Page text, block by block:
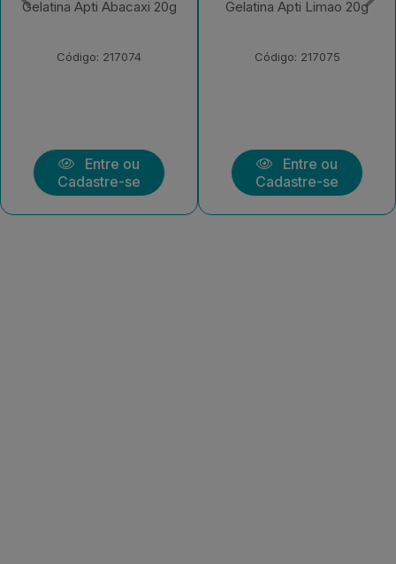
Gelatina Apti Limao 20g
Código: 217075
Entre ou
Cadastre-se
Gelatina Apti Cereja 20g
Código: 217076
Entre ou
Cadastre-se